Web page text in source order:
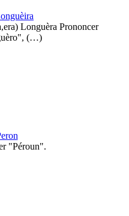
Longuèra Prononcer
(…)
"Péroun".